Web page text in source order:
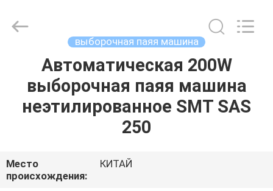
ПРОДУКТЫ
НАС
AUTOMATION
LIMITED.
выборочная паяя машина
Автоматическая 200W
выборочная паяя машина
неэтилированное SMT SAS
250
Место
происхождения:
КИТАЙ